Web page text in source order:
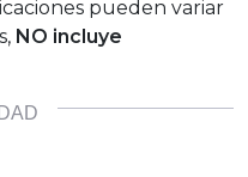
pueden variar
NO incluye